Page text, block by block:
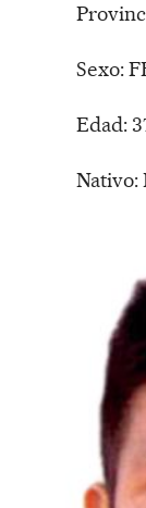
Sexo:
Edad:
Nativo: